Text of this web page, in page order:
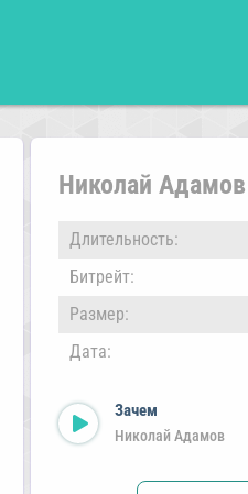
Николай
Длительность:
Битрейт:
Размер:
Дата:
Зачем
Николай Адамов